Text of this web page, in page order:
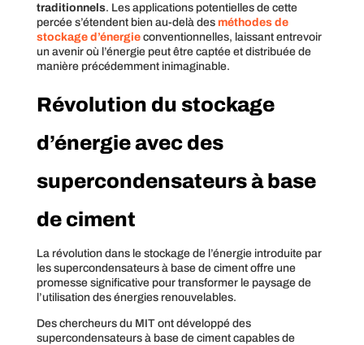
traditionnels. Les applications potentielles de cette
percée s’étendent bien au-delà des méthodes de
stockage d’énergieconventionnelles, laissant entrevoir
un avenir où l’énergie peut être captée et distribuée de
manière précédemment inimaginable.
Révolution du stockage
d’énergie avec des
supercondensateurs à base
de ciment
La révolution dans le stockage de l’énergie introduite par
les supercondensateurs à base de ciment offre une
promesse significative pour transformer le paysage de
l’utilisation des énergies renouvelables.
Des chercheurs du MIT ont développé des
supercondensateurs à base de ciment capables de